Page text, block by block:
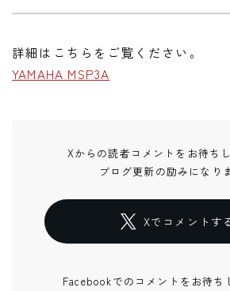
詳細はこちらをご覧ください。
YAMAHA MSP3A
Xからの読者コメントをお待ち
ブログ更新の励みになり
Xでコメントす
Facebookでのコメントをお待ち